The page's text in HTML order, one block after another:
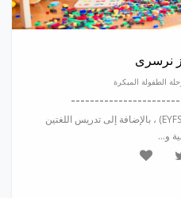
نرسرى
الطفولة المبكرة
إدارة أمريكية ، برامج مونتسورى (EYFS) ، بالإضافة إلى تدريس اللغتين
و...